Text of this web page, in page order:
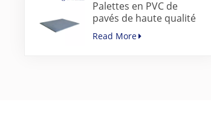
Palettes en PVC de
pavés de haute qualité
pour machine de
fabrication de blocs de
Read More